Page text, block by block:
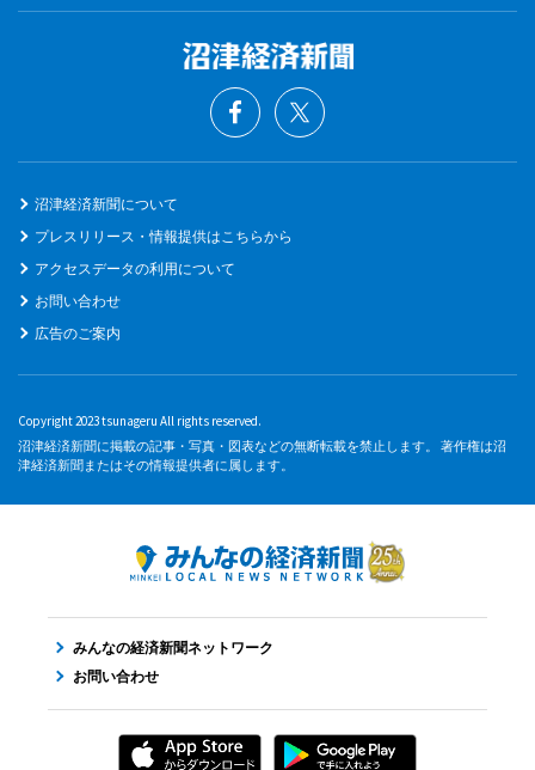
沼津経済新聞について
プレスリリース・情報提供はこちらから
アクセスデータの利用について
お問い合わせ
広告のご案内
Copyright 2023 tsunageru All rights reserved.
沼津経済新聞に掲載の記事・写真・図表などの無断転載を禁止します。 著作権は沼
津経済新聞またはその情報提供者に属します。
みんなの経済新聞ネットワーク
お問い合わせ